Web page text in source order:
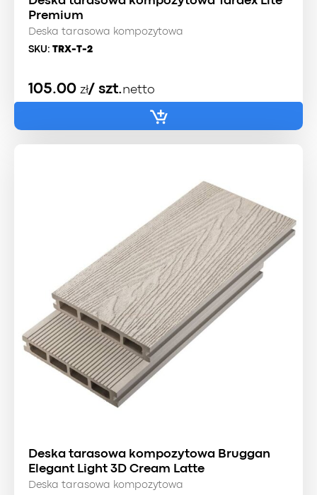
Premium
Deska tarasowa kompozytowa
SKU: TRX-T-2
105.00 zł/ szt.netto
Deska tarasowa kompozytowa Bruggan
Elegant Light 3D Cream Latte
Deska tarasowa kompozytowa